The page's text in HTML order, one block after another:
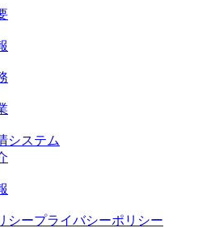
システム
プライバシーポリシー